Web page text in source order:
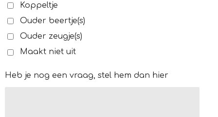
Koppeltje
Ouder beertje(s)
Ouder zeugje(s)
Maakt niet uit
Heb je nog een vraag, stel hem dan hier